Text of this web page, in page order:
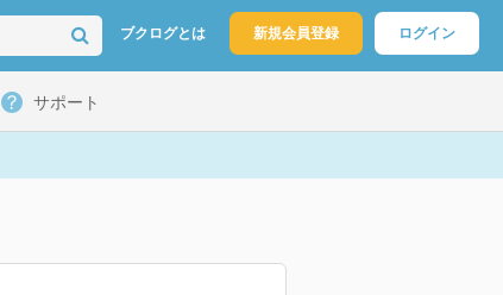
ブクログとは 新規会員登録 ログイン
サポート